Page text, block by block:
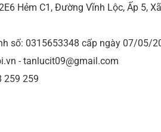
Hẻm C1, Đường Vĩnh Lộc, Ấp 5,
số: 0315653348 cấp ngày 07/05/
- tanlucit09@gmail.com
259 259